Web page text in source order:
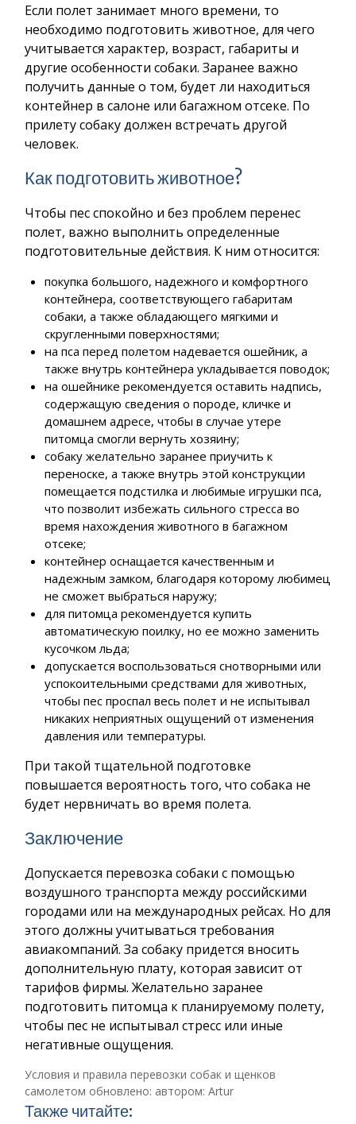
Если полет занимает много времени, то
необходимо подготовить животное, для чего
учитывается характер, возраст, габариты и
другие особенности собаки. Заранее важно
получить данные о том, будет ли находиться
контейнер в салоне или багажном отсеке. По
прилету собаку должен встречать другой
человек.
Как подготовить животное?
Чтобы пес спокойно и без проблем перенес
полет, важно выполнить определенные
подготовительные действия. К ним относится:
покупка большого, надежного и комфортного
контейнера, соответствующего габаритам
собаки, а также обладающего мягкими и
скругленными поверхностями;
на пса перед полетом надевается ошейник, а
также внутрь контейнера укладывается поводок;
на ошейнике рекомендуется оставить надпись,
содержащую сведения о породе, кличке и
домашнем адресе, чтобы в случае утере
питомца смогли вернуть хозяину;
собаку желательно заранее приучить к
переноске, а также внутрь этой конструкции
помещается подстилка и любимые игрушки пса,
что позволит избежать сильного стресса во
время нахождения животного в багажном
отсеке;
контейнер оснащается качественным и
надежным замком, благодаря которому любимец
не сможет выбраться наружу;
для питомца рекомендуется купить
автоматическую поилку, но ее можно заменить
кусочком льда;
допускается воспользоваться снотворными или
успокоительными средствами для животных,
чтобы пес проспал весь полет и не испытывал
никаких неприятных ощущений от изменения
давления или температуры.
При такой тщательной подготовке
повышается вероятность того, что собака не
будет нервничать во время полета.
Заключение
Допускается перевозка собаки с помощью
воздушного транспорта между российскими
городами или на международных рейсах. Но для
этого должны учитываться требования
авиакомпаний. За собаку придется вносить
дополнительную плату, которая зависит от
тарифов фирмы. Желательно заранее
подготовить питомца к планируемому полету,
чтобы пес не испытывал стресс или иные
негативные ощущения.
Условия и правила перевозки собак и щенков
самолетом обновлено: автором: Artur
Также читайте: